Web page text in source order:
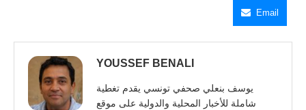
Email
YOUSSEF BENALI
يوسف بنعلي صحفي تونسي يقدم تغطية
شاملة للأخبار المحلية والدولية على موقع